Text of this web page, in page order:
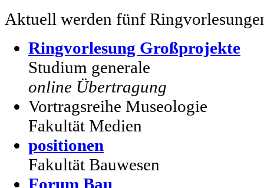
Aktuell werden fünf
Ringvorlesung Großprojekte
Studium generale
online Übertragung
Vortragsreihe Museologie
Fakultät Medien
positionen
Fakultät Bauwesen
Forum Bau